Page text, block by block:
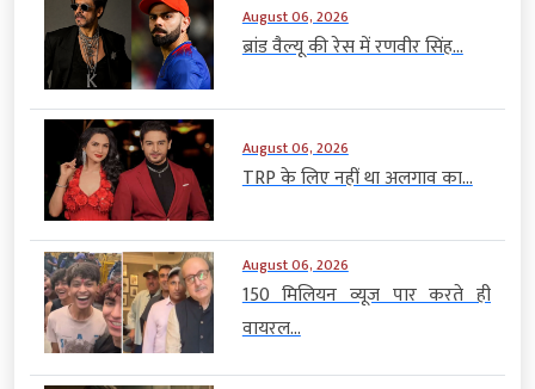
August 06, 2026
ब्रांड वैल्यू की रेस में रणवीर सिंह...
August 06, 2026
TRP के लिए नहीं था अलगाव का...
August 06, 2026
150 मिलियन व्यूज पार करते ही
वायरल...